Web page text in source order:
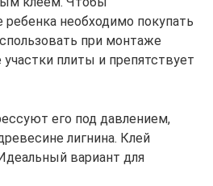
необходимо покупать
при монтаже
плиты и препятствует
его под давлением,
лигнина. Клей
вариант для